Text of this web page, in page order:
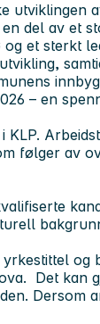
utviklingen
del av et
og et sterkt
– en
følger av
og
Det kan
Dersom